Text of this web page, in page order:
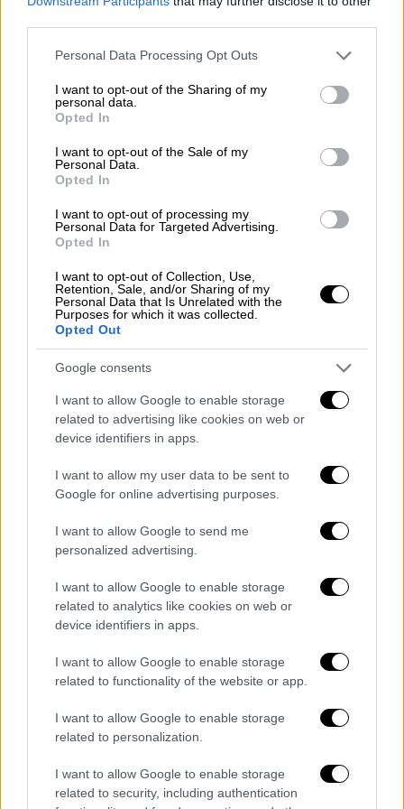
Please note that this website/app uses one or more Google
not limited to your visit or usage behaviour. You may click to
grant or deny consent to Google and its third-party tags to
use your data for below specified purposes in below Google
consent section.
Personal Data Processing Opt Outs
I want to opt-out of the Sharing of my
personal data.
Opted In
I want to opt-out of the Sale of my
Personal Data.
Opted In
I want to opt-out of processing my
Personal Data for Targeted Advertising.
Opted In
I want to opt-out of Collection, Use,
Retention, Sale, and/or Sharing of my
Personal Data that Is Unrelated with the
Purposes for which it was collected.
Opted Out
Google consents
I want to allow Google to enable storage
related to advertising like cookies on web or
device identifiers in apps.
I want to allow my user data to be sent to
Google for online advertising purposes.
I want to allow Google to send me
personalized advertising.
I want to allow Google to enable storage
related to analytics like cookies on web or
device identifiers in apps.
I want to allow Google to enable storage
related to functionality of the website or app.
I want to allow Google to enable storage
related to personalization.
I want to allow Google to enable storage
related to security, including authentication
ανακοίνωσε το CDC,αφορά το χρονικό
διάστημα από μία έως τρεις εβδομάδες μετά
τη χορήγηση του εμβολίου.
«Στην Ελλάδα για τη συντριπτική
πλειοψηφία των ατόμων άνω των 65 ετών
έχει περάσει πολύ περισσότερος καιρός από
τρεις εβδομάδες,
μικρότερος ο λόγος ανησυχίας
περίπτωση τα άτομα άνω των 65 ετών
μπορούν άφοβα να κάνουν τα
επικαιροποιημένα εμβόλια της
Έχουμε πολλά δεδομένα στην Ευρώπη, στα
συσχέτιση μεταξύ των επικαιροποιημένων
εμβολίων και ισχαιμικών εγκεφαλικών
Μανωλόπουλος.
Πιθανότατα θα κάνουμε κι άλλα
εμβόλια
Σύμφωνα με τον αντιπρόεδρο της Ελληνικής
Εταιρείας Φαρμακολογίας,είναι πολύ πιθανό
να κάνουμε κι άλλα εμβόλια για την
από τη στιγμή
που ο ιός συνεχίζει να υπάρχει και να
επιστημονικό κόσμο θα πρέπει να μάθουμε
να ζούμε με αυτόν.
«Δεν αποκλείεται να κάνουμε κι άλλα